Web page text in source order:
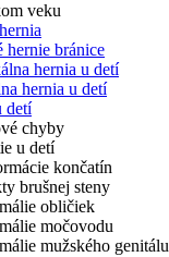
veku
hernie bránice
hernia u detí
hernia u detí
detí
chyby
u detí
končatín
brušnej steny
obličiek
močovodu
mužského genitálu